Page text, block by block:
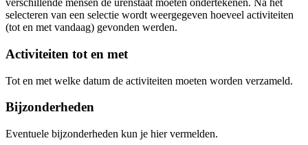
verschillende mensen de urenstaat moeten ondertekenen. Na het
selecteren van een selectie wordt weergegeven hoeveel activiteiten
(tot en met vandaag) gevonden werden.
Activiteiten tot en met
Tot en met welke datum de activiteiten moeten worden verzameld.
Bijzonderheden
Eventuele bijzonderheden kun je hier vermelden.